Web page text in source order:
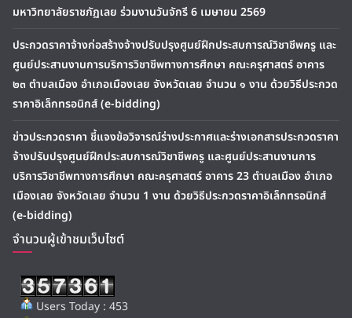
มหาวิทยาลัยราชภัฏเลย ร่วมงานวันจักรี 6 เมษายน 2569
ประกวดราคาจ้างก่อสร้างจ้างปรับปรุงศูนย์ฝึกประสบการณ์วิชาชีพครู และ
ศูนย์ประสานงานการบริการวิชาชีพทางการศึกษา คณะครุศาสตร์ อาคาร
๒๓ ตำบลเมือง อำเภอเมืองเลย จังหวัดเลย จำนวน ๑ งาน ด้วยวิธีประกวด
ราคาอิเล็กทรอนิกส์ (e-bidding)
ข่าวประกวดราคา ชี้แจงข้อวิจารณ์ร่างประกาศและร่างเอกสารประกวดราคา
จ้างปรับปรุงศูนย์ฝึกประสบการณ์วิชาชีพครู และศูนย์ประสานงานการ
บริการวิชาชีพทางการศึกษา คณะครุศาสตร์ อาคาร 23 ตำบลเมือง อำเภอ
เมืองเลย จังหวัดเลย จำนวน 1 งาน ด้วยวิธีประกวดราคาอิเล็กทรอนิกส์
(e-bidding)
จำนวนผู้เข้าชมเว็บไซต์
Users Today : 453